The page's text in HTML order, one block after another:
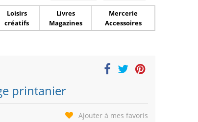
Loisirs
créatifs
Livres
Magazines
Mercerie
Accessoires
printanier
Ajouter à mes favoris